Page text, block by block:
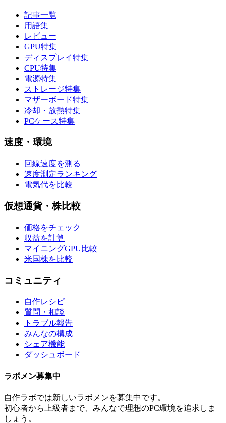
記事一覧
用語集
レビュー
GPU特集
ディスプレイ特集
CPU特集
電源特集
ストレージ特集
マザーボード特集
冷却・放熱特集
PCケース特集
速度・環境
回線速度を測る
速度測定ランキング
電気代を比較
仮想通貨・株比較
価格をチェック
収益を計算
マイニングGPU比較
米国株を比較
コミュニティ
自作レシピ
質問・相談
トラブル報告
みんなの構成
シェア機能
ダッシュボード
ラボメン募集中
自作ラボでは新しいラボメンを募集中です。
初心者から上級者まで、みんなで理想のPC環境を追求しま
しょう。